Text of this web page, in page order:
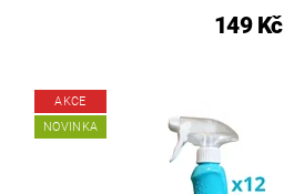
149 Kč
AKCE
NOVINKA